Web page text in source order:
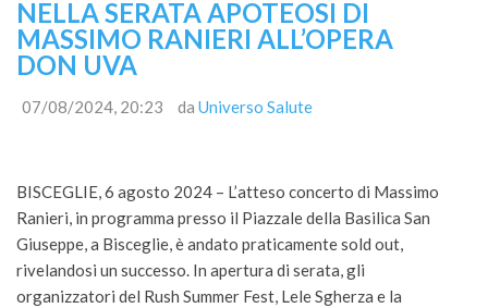
NELLA SERATA APOTEOSI DI
MASSIMO RANIERI ALL’OPERA
DON UVA
07/08/2024, 20:23 da Universo Salute
BISCEGLIE, 6 agosto 2024 – L’atteso concerto di Massimo
Ranieri, in programma presso il Piazzale della Basilica San
Giuseppe, a Bisceglie, è andato praticamente sold out,
rivelandosi un successo. In apertura di serata, gli
organizzatori del Rush Summer Fest, Lele Sgherza e la